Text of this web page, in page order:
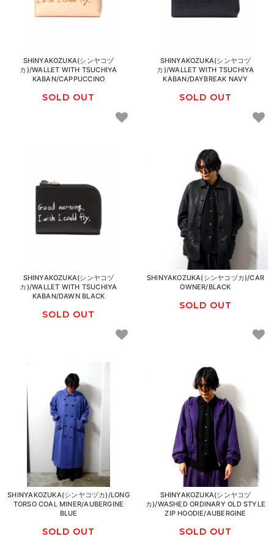
SHINYAKOZUKA(シンヤコヅ
カ)/WALLET WITH TSUCHIYA
KABAN/CAPPUCCINO
SOLD OUT
SHINYAKOZUKA(シンヤコヅ
カ)/WALLET WITH TSUCHIYA
KABAN/DAYBREAK NAVY
SOLD OUT
SHINYAKOZUKA(シンヤコヅ
カ)/WALLET WITH TSUCHIYA
KABAN/DAWN BLACK
SOLD OUT
SHINYAKOZUKA(シンヤコヅカ)/CAR
OWNER/BLACK
SOLD OUT
SHINYAKOZUKA(シンヤコヅカ)/LONG
TORSO COAL MINER/AUBERGINE
BLUE
SOLD OUT
SHINYAKOZUKA(シンヤコヅ
カ)/WASHED ORDINARY OLD STYLE
ZIP HOODIE/AUBERGINE
SOLD OUT